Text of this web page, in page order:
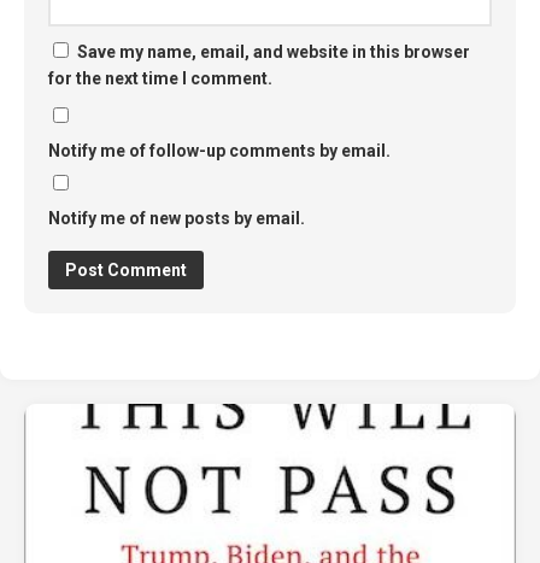
Save my name, email, and website in this browser
for the next time I comment.
Notify me of follow-up comments by email.
Notify me of new posts by email.